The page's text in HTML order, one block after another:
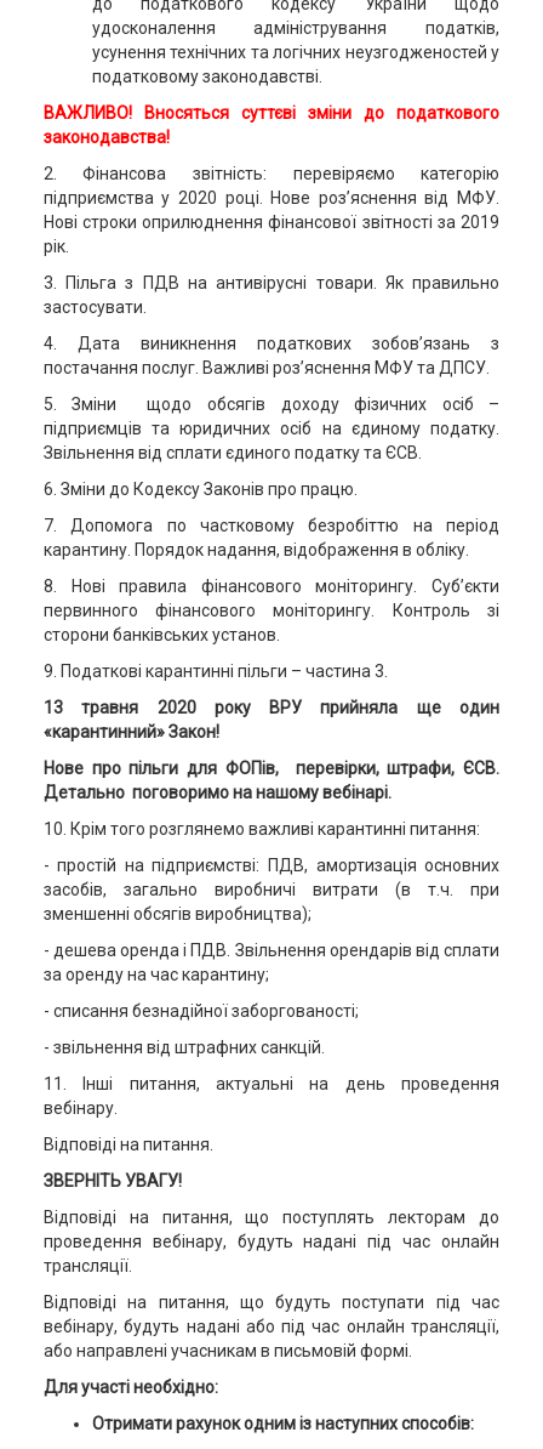
удосконалення адміністрування податків,
усунення технічних та логічних неузгодженостей у
податковому законодавстві.
ВАЖЛИВО! Вносяться суттєві зміни до податкового
законодавства!
2. Фінансова звітність: перевіряємо категорію
підприємства у 2020 році. Нове роз’яснення від МФУ.
Нові строки оприлюднення фінансової звітності за 2019
рік.
3. Пільга з ПДВ на антивірусні товари. Як правильно
застосувати.
4. Дата виникнення податкових зобов’язань з
постачання послуг. Важливі роз’яснення МФУ та ДПСУ.
5. Зміни щодо обсягів доходу фізичних осіб –
підприємців та юридичних осіб на єдиному податку.
Звільнення від сплати єдиного податку та ЄСВ.
6. Зміни до Кодексу Законів про працю.
7. Допомога по частковому безробіттю на період
карантину. Порядок надання, відображення в обліку.
8. Нові правила фінансового моніторингу. Суб’єкти
первинного фінансового моніторингу. Контроль зі
сторони банківських установ.
9. Податкові карантинні пільги – частина 3.
13 травня 2020 року ВРУ прийняла ще один
«карантинний» Закон!
Нове про пільги для ФОПів, перевірки, штрафи, ЄСВ.
Детально поговоримо на нашому вебінарі.
10. Крім того розглянемо важливі карантинні питання:
- простій на підприємстві: ПДВ, амортизація основних
засобів, загально виробничі витрати (в т.ч. при
зменшенні обсягів виробництва);
- дешева оренда і ПДВ. Звільнення орендарів від сплати
за оренду на час карантину;
- списання безнадійної заборгованості;
- звільнення від штрафних санкцій.
11. Інші питання, актуальні на день проведення
вебінару.
Відповіді на питання.
ЗВЕРНІТЬ УВАГУ!
Відповіді на питання, що поступлять лекторам до
проведення вебінару, будуть надані під час онлайн
трансляції.
Відповіді на питання, що будуть поступати під час
вебінару, будуть надані або під час онлайн трансляції,
або направлені учасникам в письмовій формі.
Для участі необхідно:
Отримати рахунок одним із наступних способів: